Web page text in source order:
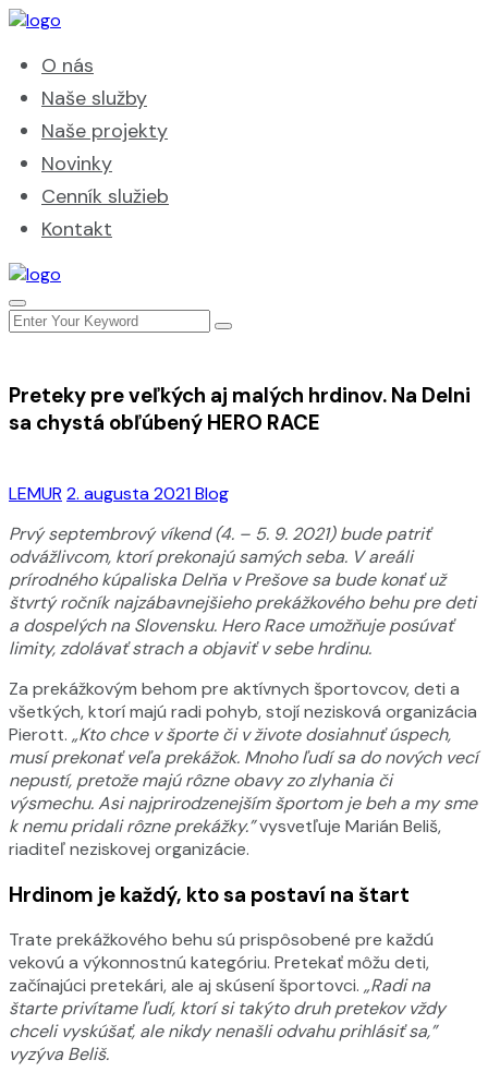
O nás
Naše služby
Naše projekty
Novinky
Cenník služieb
Kontakt
LEMUR 2. augusta 2021Blog
Preteky pre veľkých aj malých hrdinov. Na Delni
sa chystá obľúbený HERO RACE
Prvý septembrový víkend (4. – 5. 9. 2021) bude patriť
odvážlivcom, ktorí prekonajú samých seba. V areáli
prírodného kúpaliska Delňa v Prešove sa bude konať už
štvrtý ročník najzábavnejšieho prekážkového behu pre deti
a dospelých na Slovensku. Hero Race umožňuje posúvať
limity, zdolávať strach a objaviť v sebe hrdinu.
Za prekážkovým behom pre aktívnych športovcov, deti a
všetkých, ktorí majú radi pohyb, stojí nezisková organizácia
Pierott. „Kto chce v športe či v živote dosiahnuť úspech,
musí prekonať veľa prekážok. Mnoho ľudí sa do nových vecí
nepustí, pretože majú rôzne obavy zo zlyhania či
výsmechu. Asi najprirodzenejším športom je beh a my sme
k nemu pridali rôzne prekážky.”vysvetľuje Marián Beliš,
riaditeľ neziskovej organizácie.
Hrdinom je každý, kto sa postaví na štart
Trate prekážkového behu sú prispôsobené pre každú
vekovú a výkonnostnú kategóriu. Pretekať môžu deti,
začínajúci pretekári, ale aj skúsení športovci. „Radi na
štarte privítame ľudí, ktorí si takýto druh pretekov vždy
chceli vyskúšať, ale nikdy nenašli odvahu prihlásiť sa,”
vyzýva Beliš.